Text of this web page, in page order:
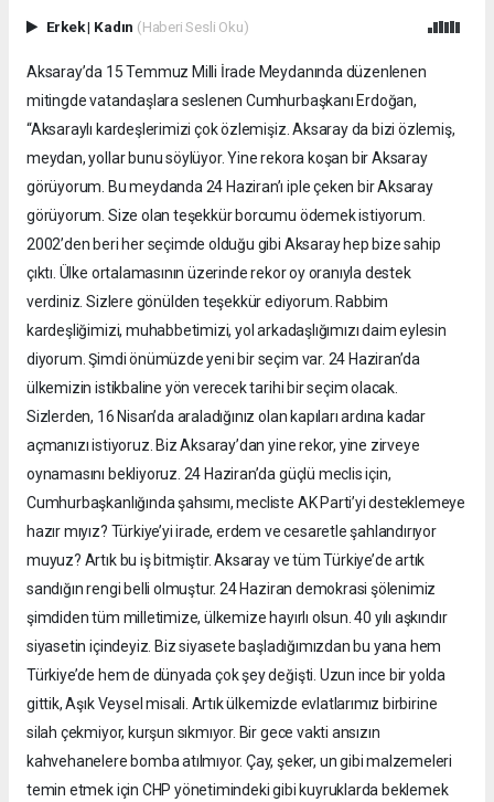
Erkek| Kadın (Haberi Sesli Oku)
Aksaray’da 15 Temmuz Milli İrade Meydanında düzenlenen
mitingde vatandaşlara seslenen Cumhurbaşkanı Erdoğan,
“Aksaraylı kardeşlerimizi çok özlemişiz. Aksaray da bizi özlemiş,
meydan, yollar bunu söylüyor. Yine rekora koşan bir Aksaray
görüyorum. Bu meydanda 24 Haziran’ı iple çeken bir Aksaray
görüyorum. Size olan teşekkür borcumu ödemek istiyorum.
2002’den beri her seçimde olduğu gibi Aksaray hep bize sahip
çıktı. Ülke ortalamasının üzerinde rekor oy oranıyla destek
verdiniz. Sizlere gönülden teşekkür ediyorum. Rabbim
kardeşliğimizi, muhabbetimizi, yol arkadaşlığımızı daim eylesin
diyorum. Şimdi önümüzde yeni bir seçim var. 24 Haziran’da
ülkemizin istikbaline yön verecek tarihi bir seçim olacak.
Sizlerden, 16 Nisan’da araladığınız olan kapıları ardına kadar
açmanızı istiyoruz. Biz Aksaray’dan yine rekor, yine zirveye
oynamasını bekliyoruz. 24 Haziran’da güçlü meclis için,
Cumhurbaşkanlığında şahsımı, mecliste AK Parti’yi desteklemeye
hazır mıyız? Türkiye’yi irade, erdem ve cesaretle şahlandırıyor
muyuz? Artık bu iş bitmiştir. Aksaray ve tüm Türkiye’de artık
sandığın rengi belli olmuştur. 24 Haziran demokrasi şölenimiz
şimdiden tüm milletimize, ülkemize hayırlı olsun. 40 yılı aşkındır
siyasetin içindeyiz. Biz siyasete başladığımızdan bu yana hem
Türkiye’de hem de dünyada çok şey değişti. Uzun ince bir yolda
gittik, Aşık Veysel misali. Artık ülkemizde evlatlarımız birbirine
silah çekmiyor, kurşun sıkmıyor. Bir gece vakti ansızın
kahvehanelere bomba atılmıyor. Çay, şeker, un gibi malzemeleri
temin etmek için CHP yönetimindeki gibi kuyruklarda beklemek